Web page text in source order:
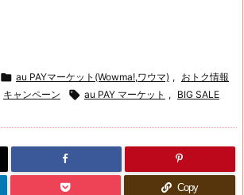
 au PAYマーケット(Wowma!,ワウマ) ,
おトク情報
キャンペーン  au PAY マーケット , BIG SALE
Copy